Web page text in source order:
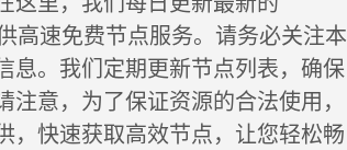
高速免费节点服务。请务必关注本
息。我们定期更新节点列表，确保
意，为了保证资源的合法使用，
，快速获取高效节点，让您轻松畅